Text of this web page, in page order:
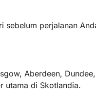
sebelum perjalanan
Aberdeen,
utama di Skotlandia.